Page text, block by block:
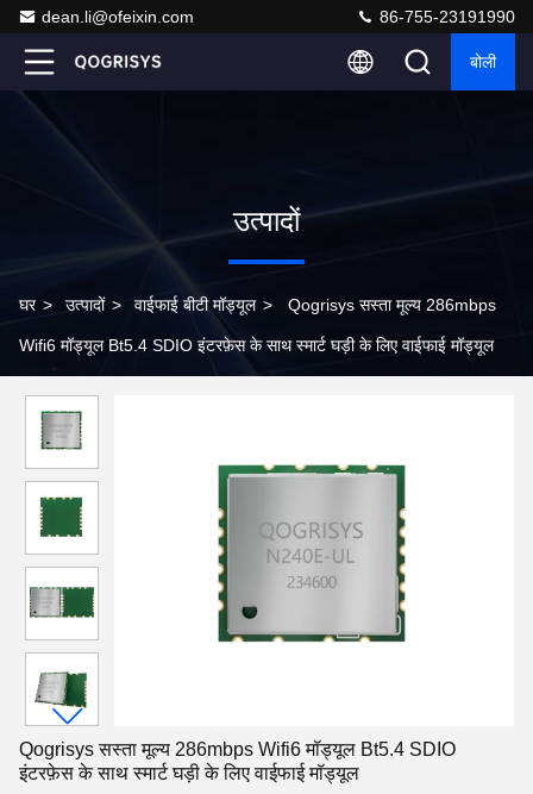
dean.li@ofeixin.com 86-755-23191990
बोली
उत्पादों
घर > उत्पादों > वाईफाई बीटी मॉड्यूल > Qogrisys सस्ता मूल्य 286mbps
Wifi6 मॉड्यूल Bt5.4 SDIO इंटरफ़ेस के साथ स्मार्ट घड़ी के लिए वाईफाई मॉड्यूल
Qogrisys सस्ता मूल्य 286mbps Wifi6 मॉड्यूल Bt5.4 SDIO
इंटरफ़ेस के साथ स्मार्ट घड़ी के लिए वाईफाई मॉड्यूल